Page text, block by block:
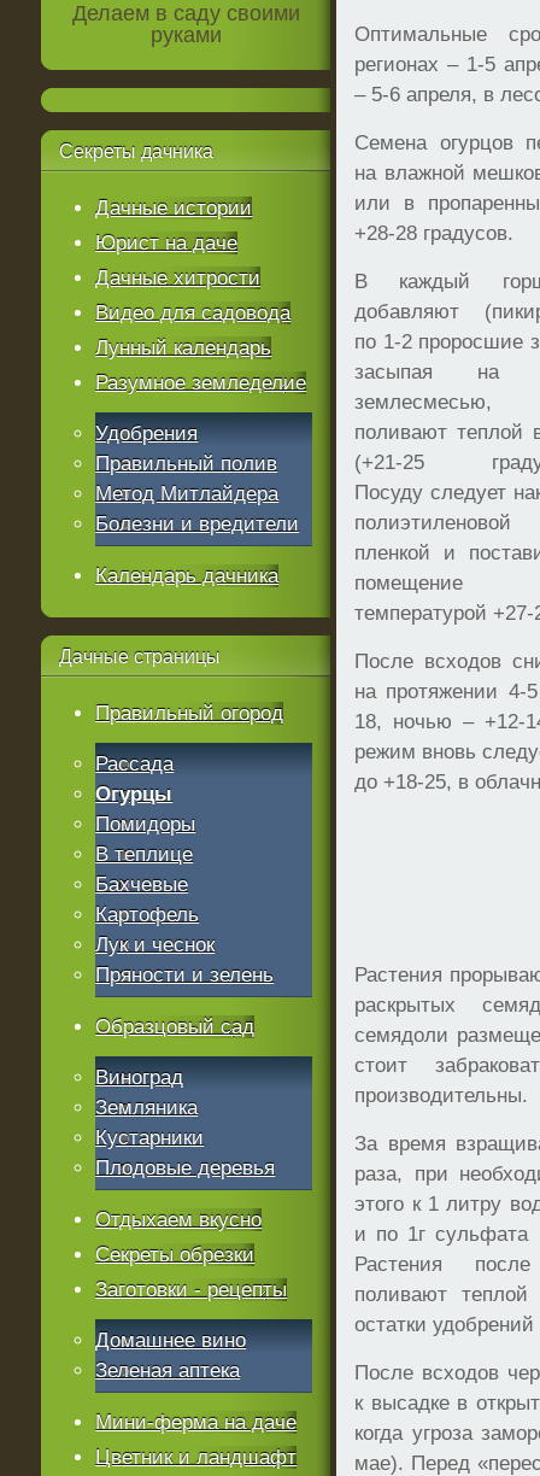
Оптимальные
регионах – 1-5
– 5-6 апреля, в
Семена огурцов
на влажной
или в
+28-28 градусов.
В каждый
добавляют
по 1-2 проросшие
засыпая на
поливают теплой
(+21-25
Посуду следует
полиэтиленовой
пленкой и
температурой +27-
После всходов
на протяжении 4-
18, ночью – +12-
режим вновь
до +18-25, в
Растения
раскрытых
семядоли
стоит
производительны.
За время
раза, при
этого к 1 литру
и по 1г сульфата
Растения
поливают
остатки
После всходов
к высадке в
когда угроза
мае). Перед
Делаем в саду своими
руками
Секреты дачника
Дачные истории
Юрист на даче
Дачные хитрости
Видео для садовода
Лунный календарь
Разумное земледелие
Удобрения
Правильный полив
Метод Митлайдера
Болезни и вредители
Календарь дачника
Дачные страницы
Правильный огород
Рассада
Огурцы
Помидоры
В теплице
Бахчевые
Картофель
Лук и чеснок
Пряности и зелень
Образцовый сад
Виноград
Земляника
Кустарники
Плодовые деревья
Отдыхаем вкусно
Секреты обрезки
Заготовки - рецепты
Домашнее вино
Зеленая аптека
Мини-ферма на даче
Цветник и ландшафт